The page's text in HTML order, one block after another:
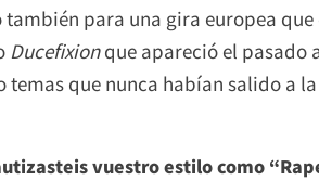
para una gira europea
Ducefixionque apareció el pasado
temas que nunca habían salido a
vuestro estilo como